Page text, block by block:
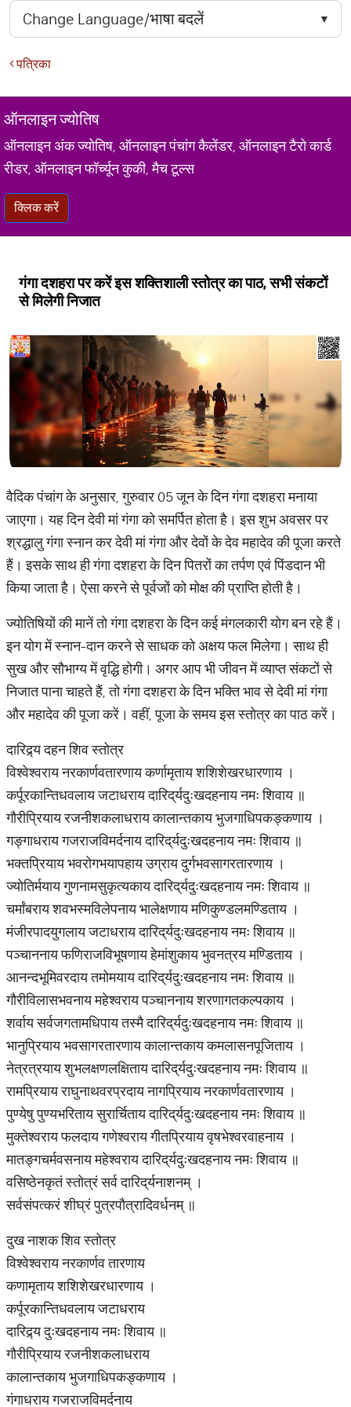
पत्रिका
ऑनलाइन ज्योतिष
ऑनलाइन अंक ज्योतिष, ऑनलाइन पंचांग कैलेंडर, ऑनलाइन टैरो कार्ड
रीडर, ऑनलाइन फॉर्च्यून कुकी, मैच टूल्स
क्लिक करें
गंगा दशहरा पर करें इस शक्तिशाली स्तोत्र का पाठ, सभी संकटों
से मिलेगी निजात
वैदिक पंचांग के अनुसार, गुरुवार 05 जून के दिन गंगा दशहरा मनाया
जाएगा। यह दिन देवी मां गंगा को समर्पित होता है। इस शुभ अवसर पर
श्रद्धालु गंगा स्नान कर देवी मां गंगा और देवों के देव महादेव की पूजा करते
हैं। इसके साथ ही गंगा दशहरा के दिन पितरों का तर्पण एवं पिंडदान भी
किया जाता है। ऐसा करने से पूर्वजों को मोक्ष की प्राप्ति होती है।
ज्योतिषियों की मानें तो गंगा दशहरा के दिन कई मंगलकारी योग बन रहे हैं।
इन योग में स्नान-दान करने से साधक को अक्षय फल मिलेगा। साथ ही
सुख और सौभाग्य में वृद्धि होगी। अगर आप भी जीवन में व्याप्त संकटों से
निजात पाना चाहते हैं, तो गंगा दशहरा के दिन भक्ति भाव से देवी मां गंगा
और महादेव की पूजा करें। वहीं, पूजा के समय इस स्तोत्र का पाठ करें।
दारिद्र्य दहन शिव स्तोत्र
विश्वेश्वराय नरकार्णवतारणाय कर्णामृताय शशिशेखरधारणाय ।
कर्पूरकान्तिधवलाय जटाधराय दारिद्‌र्यदुःखदहनाय नमः शिवाय ॥
गौरीप्रियाय रजनीशकलाधराय कालान्तकाय भुजगाधिपकङ्कणाय ।
गङ्गाधराय गजराजविमर्दनाय दारिद्‌र्यदुःखदहनाय नमः शिवाय ॥
भक्तप्रियाय भवरोगभयापहाय उग्राय दुर्गभवसागरतारणाय ।
ज्योतिर्मयाय गुणनामसुकृत्यकाय दारिद्‌र्यदुःखदहनाय नमः शिवाय ॥
चर्मांबराय शवभस्मविलेपनाय भालेक्षणाय मणिकुण्डलमण्डिताय ।
मंजीरपादयुगलाय जटाधराय दारिद्‌र्यदुःखदहनाय नमः शिवाय ॥
पञ्चाननाय फणिराजविभूषणाय हेमांशुकाय भुवनत्रय मण्डिताय ।
आनन्दभूमिवरदाय तमोमयाय दारिद्‌र्यदुःखदहनाय नमः शिवाय ॥
गौरीविलासभवनाय महेश्वराय पञ्चाननाय शरणागतकल्पकाय ।
शर्वाय सर्वजगतामधिपाय तस्मै दारिद्‌र्यदुःखदहनाय नमः शिवाय ॥
भानुप्रियाय भवसागरतारणाय कालान्तकाय कमलासनपूजिताय ।
नेत्रत्रयाय शुभलक्षणलक्षिताय दारिद्‌र्यदुःखदहनाय नमः शिवाय ॥
रामप्रियाय राघुनाथवरप्रदाय नागप्रियाय नरकार्णवतारणाय ।
पुण्येषु पुण्यभरिताय सुरार्चिताय दारिद्‌र्यदुःखदहनाय नमः शिवाय ॥
मुक्तेश्वराय फलदाय गणेश्वराय गीतप्रियाय वृषभेश्वरवाहनाय ।
मातङ्गचर्मवसनाय महेश्वराय दारिद्‌र्यदुःखदहनाय नमः शिवाय ॥
वसिष्ठेनकृतं स्तोत्रं सर्व दारिद्‌र्यनाशनम् ।
सर्वसंपत्करं शीघ्रं पुत्रपौत्रादिवर्धनम् ॥
दुख नाशक शिव स्तोत्र
विश्वेश्वराय नरकार्णव तारणाय
कणामृताय शशिशेखरधारणाय ।
कर्पूरकान्तिधवलाय जटाधराय
दारिद्र्य दुःखदहनाय नमः शिवाय ॥
गौरीप्रियाय रजनीशकलाधराय
कालान्तकाय भुजगाधिपकङ्कणाय ।
गंगाधराय गजराजविमर्दनाय